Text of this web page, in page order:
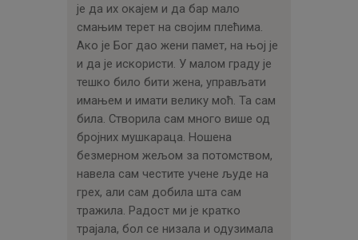
је да их окајем и да бар мало
смањим терет на својим плећима.
Ако је Бог дао жени памет, на њој је
и да је искористи. У малом граду је
тешко било бити жена, управљати
имањем и имати велику моћ. Та сам
била. Створила сам много више од
бројних мушкараца. Ношена
безмерном жељом за потомством,
навела сам честите учене људе на
грех, али сам добила шта сам
тражила. Радост ми је кратко
трајала, бол се низала и одузимала